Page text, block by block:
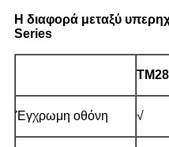
Η διαφορά μεταξύ
Series
Έγχρωμη οθόνη √